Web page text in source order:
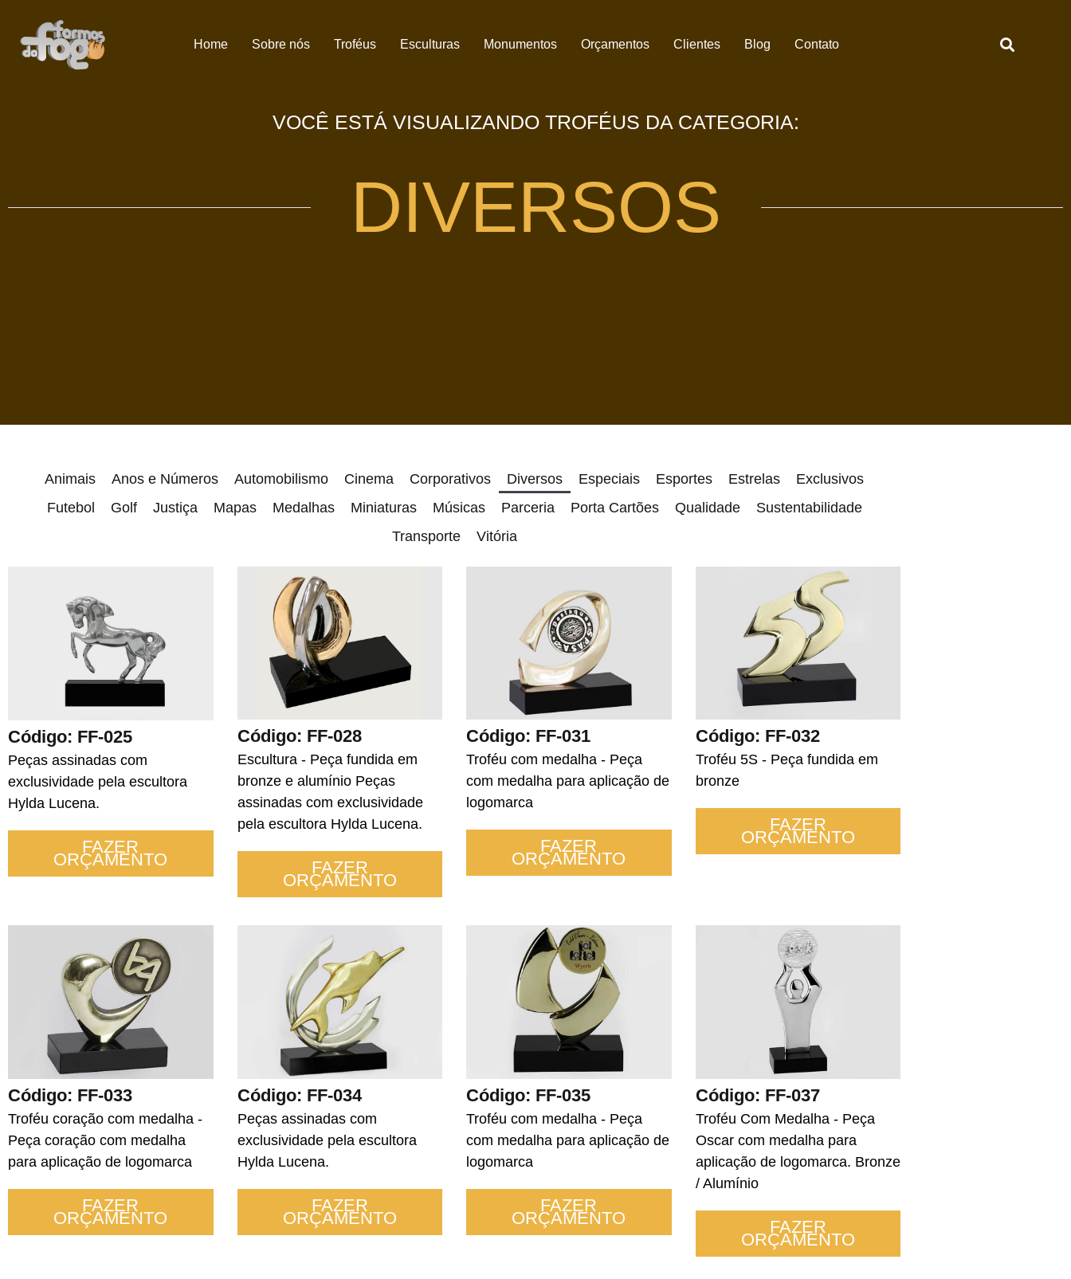
Home Sobre nós Troféus Esculturas Monumentos Orçamentos Clientes Blog Contato
VOCÊ ESTÁ VISUALIZANDO TROFÉUS DA CATEGORIA:
DIVERSOS
Animais Anos e Números Automobilismo Cinema Corporativos Diversos Especiais Esportes Estrelas
Exclusivos
Futebol
Golf Justiça Mapas Medalhas Miniaturas Músicas Parceria Porta Cartões Qualidade
Sustentabilidade
Transporte
Vitória
Código: FF-025
Peças assinadas com
exclusividade pela escultora
Hylda Lucena.
FAZER
ORÇAMENTO
Código: FF-028
Escultura - Peça fundida em
bronze e alumínio Peças
assinadas com exclusividade
pela escultora Hylda Lucena.
FAZER
ORÇAMENTO
Código: FF-031
Troféu com medalha - Peça
com medalha para aplicação de
logomarca
FAZER
ORÇAMENTO
Código: FF-032
Troféu 5S - Peça fundida em
bronze
FAZER
ORÇAMENTO
Código: FF-033
Troféu coração com medalha -
Peça coração com medalha
para aplicação de logomarca
FAZER
ORÇAMENTO
Código: FF-034
Peças assinadas com
exclusividade pela escultora
Hylda Lucena.
FAZER
ORÇAMENTO
Código: FF-035
Troféu com medalha - Peça
com medalha para aplicação de
logomarca
FAZER
ORÇAMENTO
Código: FF-037
Troféu Com Medalha - Peça
Oscar com medalha para
aplicação de logomarca. Bronze
/ Alumínio
FAZER
ORÇAMENTO